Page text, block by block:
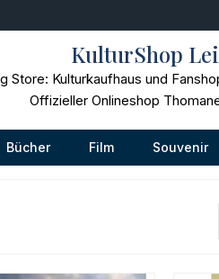
KulturShop
Store: Kulturkaufhaus und
Offizieller Onlineshop
Bücher Film Souvenir